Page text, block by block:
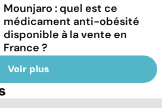
Mounjaro : quel est ce
médicament anti-obésité
disponible à la vente en
France ?
Voir plus